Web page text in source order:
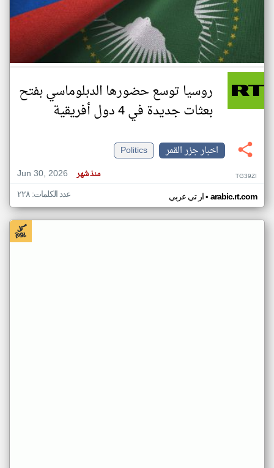
روسيا توسع حضورها الدبلوماسي بفتح
بعثات جديدة في 4 دول أفريقية
اخبار جزر القمر
Politics
Jun 30, 2026
منذ شهر TG39ZI
ار تي عربي• arabic.rt.com عدد الكلمات: ٢٢٨